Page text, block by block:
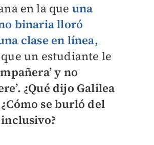
en la que una
binaria lloró
clase en línea,
un estudiante le
y no
¿Qué dijo Galilea
se burló del